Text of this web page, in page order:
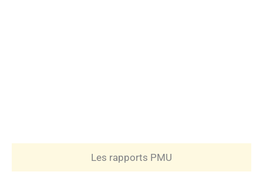
Les rapports PMU